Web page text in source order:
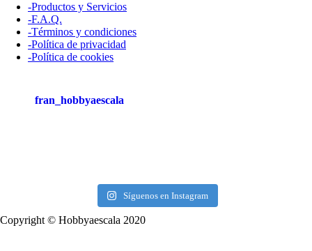
-Productos y Servicios
-F.A.Q.
-Términos y condiciones
-Política de privacidad
-Política de cookies
fran_hobbyaescala
Síguenos en Instagram
Copyright © Hobbyaescala 2020